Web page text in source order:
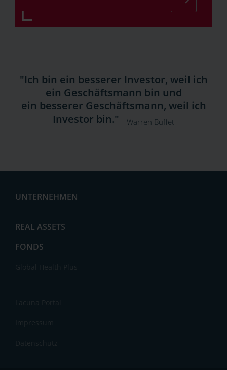
"Ich bin ein besserer Investor, weil ich
ein Geschäftsmann bin und
ein besserer Geschäftsmann, weil ich
Investor bin."
Warren Buffet
UNTERNEHMEN
REAL ASSETS
FONDS